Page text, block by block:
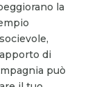
la
di
può